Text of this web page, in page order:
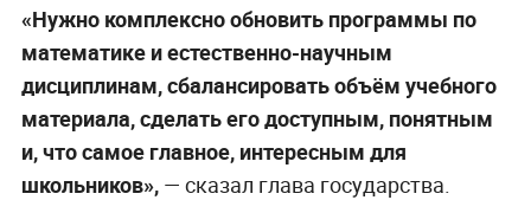
«Нужно комплексно обновить программы по
математике и естественно-научным
дисциплинам, сбалансировать объём учебного
материала, сделать его доступным, понятным
и, что самое главное, интересным для
школьников», — сказал глава государства.